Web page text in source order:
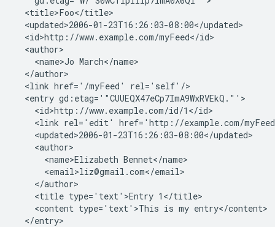
  <title>Foo</title>
  <updated>2006-01-23T16:26:03-08:00</updated>
  <id>http://www.example.com/myFeed</id>
  <author>
    <name>Jo March</name>
  </author>
  <link href='/myFeed' rel='self'/>
  <entry gd:etag='"CUUEQX47eCp7ImA9WxRVEkQ."'>
    <id>http://www.example.com/id/1</id>
<link rel='edit' href='http://example.com/
    <updated>2006-01-23T16:26:03-08:00</updated>
    <author>
      <name>Elizabeth Bennet</name>
      <email>liz@gmail.com</email>
    </author>
    <title type='text'>Entry 1</title>
    <content type='text'>This is my entry</content>
  </entry>